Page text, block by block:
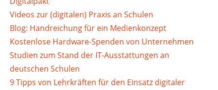
Videos zur (digitalen) Praxis an Schulen
Blog: Handreichung für ein Medienkonzept
Kostenlose Hardware-Spenden von Unternehmen
Studien zum Stand der IT-Ausstattungen an
deutschen Schulen
9 Tipps von Lehrkräften für den Einsatz digitaler